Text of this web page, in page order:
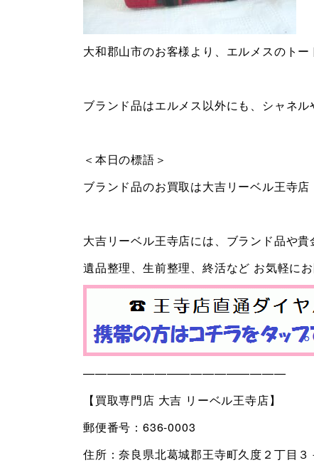
大和郡山市のお客様より、エルメスのト
ブランド品はエルメス以外にも、シャネ
＜本日の標語＞
ブランド品のお買取は大吉リーベル王寺店
大吉リーベル王寺店には、ブランド品や
遺品整理、生前整理、終活など お気軽にお
—————————————————
【買取専門店 大吉 リーベル王寺店】
郵便番号：636-0003
住所：奈良県北葛城郡王寺町久度２丁目